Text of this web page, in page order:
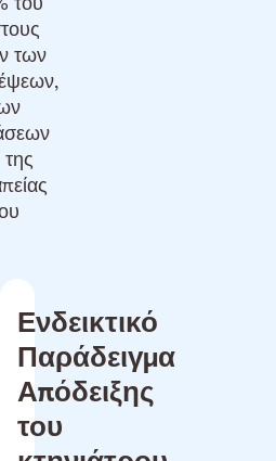
των
της
Ενδεικτικό
Παράδειγμα
Απόδειξης
του